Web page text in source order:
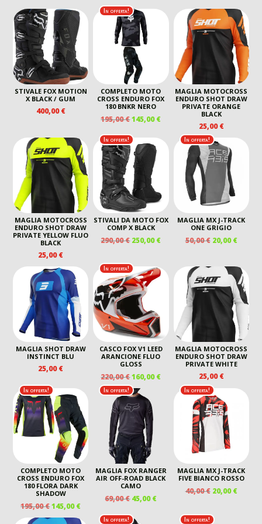
STIVALE FOX MOTION
X BLACK / GUM
400,00€
In offerta!
COMPLETO MOTO
CROSS ENDURO FOX
180 BNKR NERO
195,00€IL
ORIGINALE
ERA:
195,00 €.
145,00€IL
ATTUALE
145,00 €.
MAGLIA MOTOCROSS
ENDURO SHOT DRAW
PRIVATE ORANGE
BLACK
25,00€
MAGLIA MOTOCROSS
ENDURO SHOT DRAW
PRIVATE YELLOW FLUO
BLACK
25,00€
In offerta!
STIVALI DA MOTO FOX
COMP X BLACK
290,00€ IL
ERA:
290,00 €.
250,00€IL
È:
250,00 €.
In offerta!
MAGLIA MX J-TRACK
ONE GRIGIO
50,00€ IL
ERA:
50,00 €.
20,00€IL
È:
20,00
MAGLIA SHOT DRAW
INSTINCT BLU
25,00€
In offerta!
CASCO FOX V1 LEED
ARANCIONE FLUO
GLOSS
220,00€IL
PREZZO
ORIGINALE
ERA:
220,00 €.
160,00€IL
PREZZO
ATTUALE
MAGLIA MOTOCROSS
ENDURO SHOT DRAW
PRIVATE WHITE
25,00€
In offerta!
COMPLETO MOTO
CROSS ENDURO FOX
180 FLORA DARK
SHADOW
195,00€IL
PREZZO
145,00€IL
PREZZO
In offerta!
MAGLIA FOX RANGER
AIR OFF-ROAD BLACK
CAMO
69,00€ IL
ORIGINALE
45,00€IL
ATTUALE
In offerta!
MAGLIA MX J-TRACK
FIVE BIANCO ROSSO
40,00€ IL
ERA:
20,00€IL
In offerta! In offerta!